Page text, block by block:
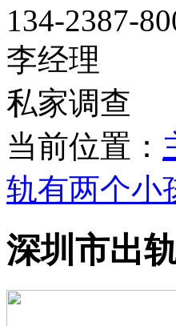
134-2387-
李经理
私家调查
当前位置：
轨有两个小
深圳市出